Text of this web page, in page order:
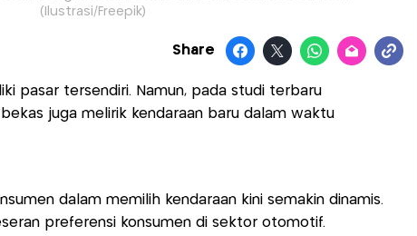
(Ilustrasi/Freepik)
Share
pasar tersendiri. Namun, pada studi terbaru
juga melirik kendaraan baru dalam waktu
dalam memilih kendaraan kini semakin dinamis.
preferensi konsumen di sektor otomotif.